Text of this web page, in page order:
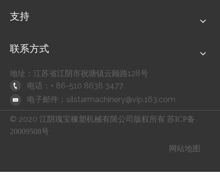
支持
联系方式
地址：江苏省江阴市祝塘镇云顾路128号
电话：+ 86-510 8638 3477
电子邮件： silstarmachinery@vip.163.com
© 2020 江阴瑰宝橡塑机械有限公司版权所有 苏ICP备
20009508号
网站地图